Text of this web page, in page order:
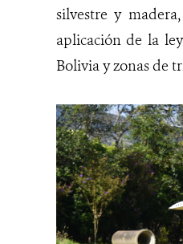
silvestre y
aplicación de la
Bolivia y zonas de